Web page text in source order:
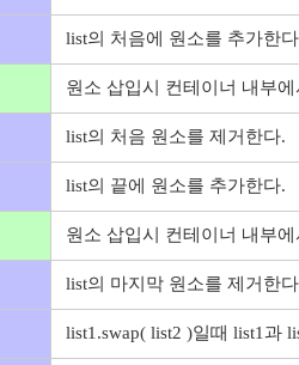
list의 처음에 원소를 추가한
원소 삽입시 컨테이너 내부
list의 처음 원소를 제거한다.
list의 끝에 원소를 추가한다.
원소 삽입시 컨테이너 내부
list의 마지막 원소를 제거한
list1.swap( list2 )일때 list1과